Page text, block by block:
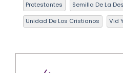
Protestantes Semilla De La
Unidad De Los Cristianos Vid